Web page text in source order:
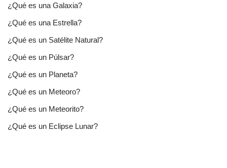
¿Qué es una Galaxia?
¿Qué es una Estrella?
¿Qué es un Satélite Natural?
¿Qué es un Púlsar?
¿Qué es un Planeta?
¿Qué es un Meteoro?
¿Qué es un Meteorito?
¿Qué es un Eclipse Lunar?